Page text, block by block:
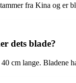
fra Kina og er
dets blade?
cm lange. Bladene